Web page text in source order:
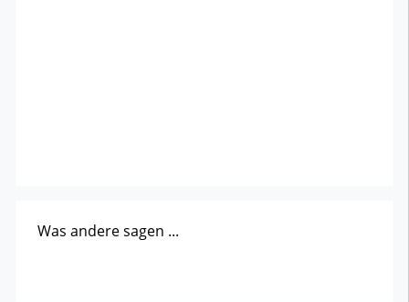
Was andere sagen ...